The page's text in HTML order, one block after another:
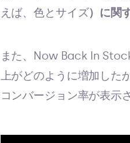
えば、色とサイズ）に関
また、Now Back In
上がどのように増加した
コンバージョン率が表示